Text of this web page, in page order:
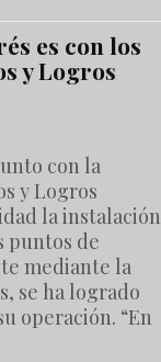
es con los
y Logros
con la
y Logros
la instalación
puntos de
mediante la
se ha logrado
operación. “En